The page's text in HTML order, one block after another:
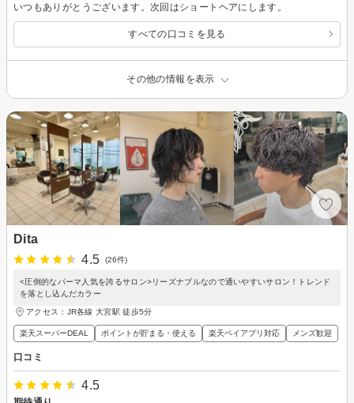
いつもありがとうございます。次回はショートヘアにします。
すべての口コミを見る
その他の情報を表示
Dita
4.5
(26件)
<圧倒的なパーマ人気を誇るサロン>リーズナブルなので通いやすいサロン！トレンド
を落とし込んだカラー
アクセス：JR各線 大宮駅 徒歩5分
楽天スーパーDEAL ポイントが貯まる・使える 楽天ペイアプリ対応 メンズ歓迎
口コミ
4.5